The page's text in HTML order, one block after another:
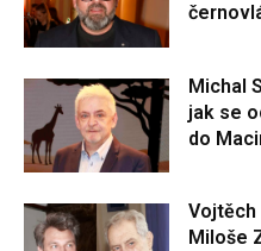
Michal
jak se
do
Miloše